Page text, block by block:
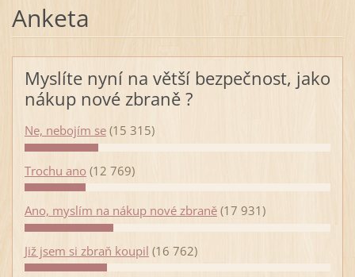
Anketa
Myslíte nyní na větší bezpečnost, jako
nákup nové zbraně ?
Ne, nebojím se (15 315)
Trochu ano (12 769)
Ano, myslím na nákup nové zbraně (17 931)
Již jsem si zbraň koupil (16 762)